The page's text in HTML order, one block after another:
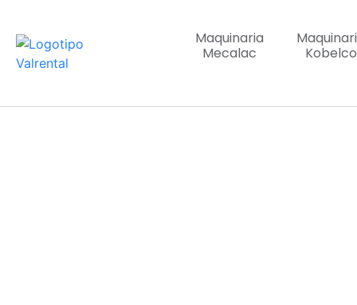
Maquinaria
Mecalac
Kobelco